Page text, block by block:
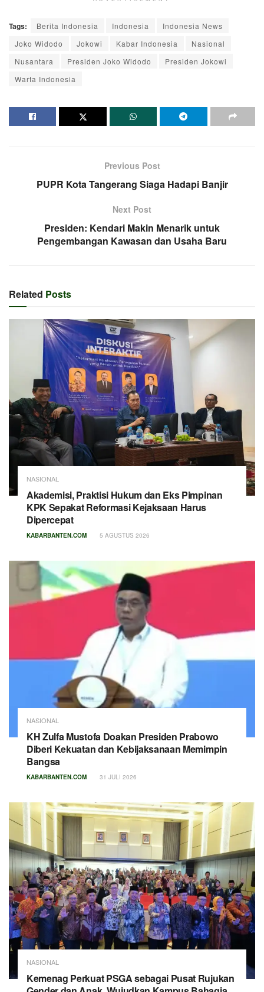
Tags: Berita Indonesia Indonesia
Indonesia News
Joko Widodo
Jokowi Kabar Indonesia
Nasional
Nusantara
Presiden Joko Widodo
Presiden Jokowi
Warta Indonesia
Previous Post
PUPR Kota Tangerang Siaga Hadapi Banjir
Next Post
Presiden: Kendari Makin Menarik untuk
Pengembangan Kawasan dan Usaha Baru
Related Posts
NASIONAL
Akademisi, Praktisi Hukum dan Eks Pimpinan
KPK Sepakat Reformasi Kejaksaan Harus
Dipercepat
KABARBANTEN.COM 5 AGUSTUS 2026
NASIONAL
KH Zulfa Mustofa Doakan Presiden Prabowo
Diberi Kekuatan dan Kebijaksanaan Memimpin
Bangsa
KABARBANTEN.COM 31 JULI 2026
NASIONAL
Kemenag Perkuat PSGA sebagai Pusat Rujukan